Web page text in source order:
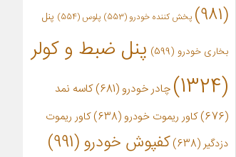
(981)
پخش کننده خودرو(553) پلوس(554) پنل
بخاری خودرو (599)
پنل ضبط و کولر
(1324)
چادر خودرو (681)
کاسه نمد
(676)
کاور ریموت خودرو(638)
کاور ریموت
دزدگیر(638) کفپوش خودرو(991)